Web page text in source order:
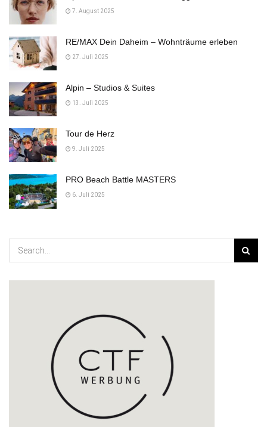
7. August 2025
RE/MAX Dein Daheim – Wohnträume erleben
27. Juli 2025
Alpin – Studios & Suites
13. Juli 2025
Tour de Herz
9. Juli 2025
PRO Beach Battle MASTERS
6. Juli 2025